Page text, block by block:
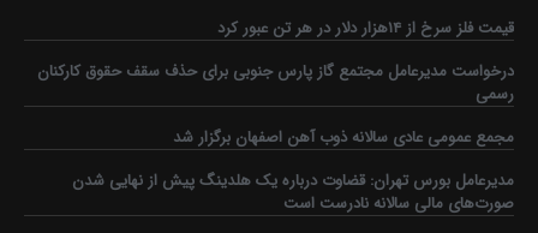
قیمت فلز سرخ از ۱۴هزار دلار در هر تن عبور کرد
درخواست مدیرعامل مجتمع گاز پارس جنوبی برای حذف سقف حقوق کارکنان
رسمی
مجمع عمومی عادی سالانه ذوب آهن اصفهان برگزار شد
مدیرعامل بورس تهران: قضاوت درباره یک هلدینگ پیش از نهایی شدن
صورت‌های مالی سالانه نادرست است